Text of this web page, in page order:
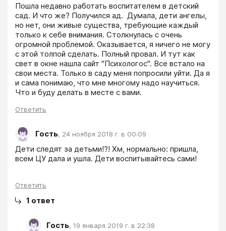
Пошла недавно работать воспитателем в детский
сад. И что же? Получился ад.  Думала, дети ангелы,
но нет, они живые существа, требующие каждый
только к себе внимания. Столкнулась с очень
огромной проблемой. Оказывается, я ничего не могу
с этой толпой сделать. Полный провал. И тут как
свет в окне нашла сайт "Психологос". Всё встало на
свои места. Только в саду меня попросили уйти. Да я
и сама понимаю, что мне многому надо научиться.
Что и буду делать в месте с вами.
Ответить
Гость, 24 ноября 2018 г. в 00:09
Дети следят за детьми!?! Хм, нормально: пришла,
всем ЦУ дала и ушла. Дети воспитывайтесь сами!
Ответить
1 ответ
Гость, 19 января 2019 г. в 22:38